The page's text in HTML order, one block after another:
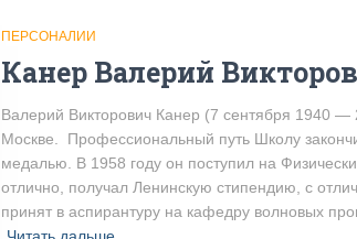
ПЕРСОНАЛИИ
Канер Валерий
Валерий Викторович Канер (7 сентября 1940
Москве. Профессиональный путь Школу
медалью. В 1958 году он поступил на
отлично, получал Ленинскую стипендию, с
принят в аспирантуру на кафедру волновых